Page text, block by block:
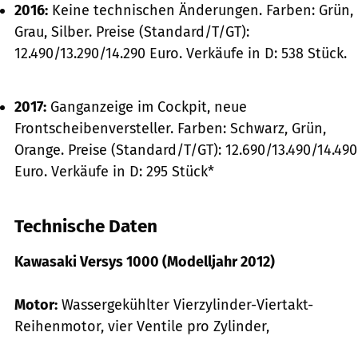
2016: Keine technischen Änderungen. Farben: Grün,
Grau, Silber. Preise (Standard/T/GT):
12.490/13.290/14.290 Euro. Verkäufe in D: 538 Stück.
2017: Ganganzeige im Cockpit, neue
Frontscheibenversteller. Farben: Schwarz, Grün,
Orange. Preise (Standard/T/GT): 12.690/13.490/14.490
Euro. Verkäufe in D: 295 Stück*
Technische Daten
Kawasaki Versys 1000 (Modelljahr 2012)
Motor: Wassergekühlter Vierzylinder-Viertakt-
Reihenmotor, vier Ventile pro Zylinder,